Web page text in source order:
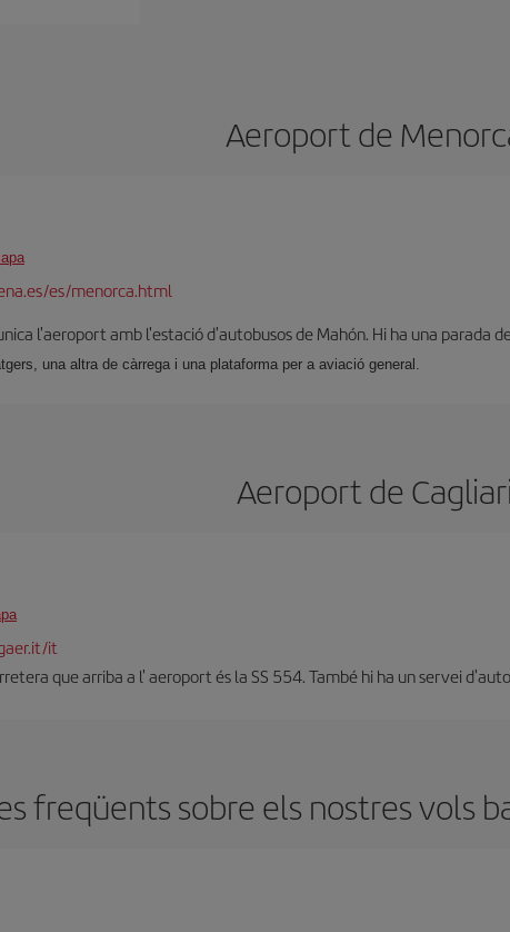
Aeroport de
es/menorca.html
l'aeroport amb l'estació d'autobusos de Mahón. Hi ha una parada
una altra de càrrega i una plataforma per a aviació general.
Aeroport de Cagliari
it
que arriba a l' aeroport és la SS 554. També hi ha un servei
freqüents sobre els nostres vols